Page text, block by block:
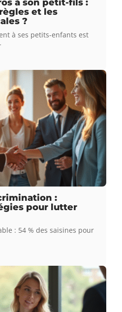
à son petit-fils :
et les
?
à ses petits-enfants est
:
pour lutter
: 54 % des saisines pour